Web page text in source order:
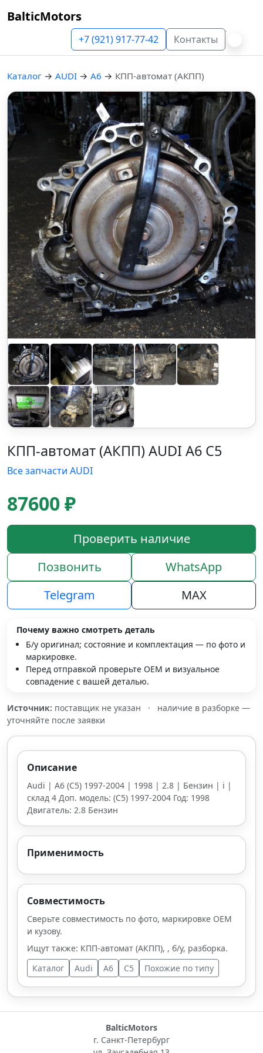
BalticMotors
+7 (921) 917-77-42 Контакты
Каталог → AUDI → A6 → КПП-автомат (АКПП)
КПП-автомат (АКПП) AUDI A6 C5
Все запчасти AUDI
87600 ₽
Проверить наличие
Позвонить
WhatsApp
Telegram
MAX
Почему важно смотреть деталь
Б/у оригинал; состояние и комплектация — по фото и
маркировке.
Перед отправкой проверьте OEM и визуальное
совпадение с вашей деталью.
Источник: поставщик не указан ·
наличие в разборке —
уточняйте после заявки
Описание
Audi | A6 (C5) 1997-2004 | 1998 | 2.8 | Бензин | i |
склад 4 Доп. модель: (C5) 1997-2004 Год: 1998
Двигатель: 2.8 Бензин
Применимость
Совместимость
Сверьте совместимость по фото, маркировке OEM
и кузову.
Ищут также: КПП-автомат (АКПП), , б/у, разборка.
Каталог
Audi A6 C5 Похожие по типу
BalticMotors
г. Санкт-Петербург